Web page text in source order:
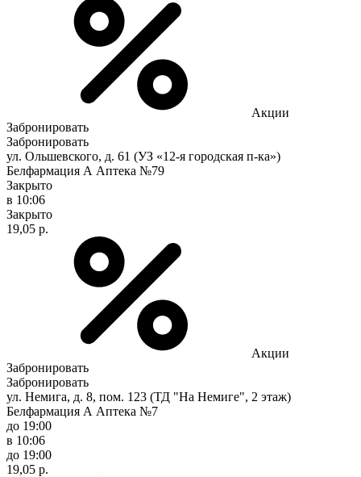
Акции
Забронировать
Забронировать
ул. Ольшевского, д. 61 (УЗ «12-я городская п-ка»)
Белфармация А Аптека №79
Закрыто
в 10:06
Закрыто
19,05 р.
Акции
Забронировать
Забронировать
ул. Немига, д. 8, пом. 123 (ТД "На Немиге", 2 этаж)
Белфармация А Аптека №7
до 19:00
в 10:06
до 19:00
19,05 р.